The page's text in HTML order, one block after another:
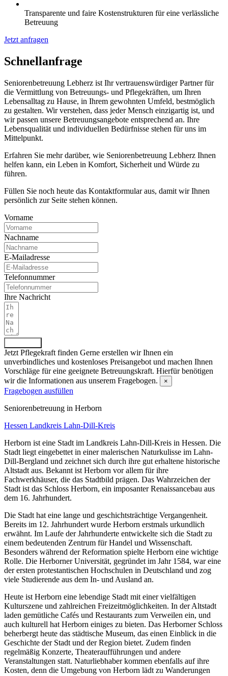
Transparente und faire Kostenstrukturen für eine verlässliche
Betreuung
Jetzt anfragen
Schnell­anfrage
Seniorenbetreuung Lebherz ist Ihr vertrauenswürdiger Partner für
die Vermittlung von Betreuungs- und Pflegekräften, um Ihren
Lebensalltag zu Hause, in Ihrem gewohnten Umfeld, bestmöglich
zu gestalten. Wir verstehen, dass jeder Mensch einzigartig ist, und
wir passen unsere Betreuungsangebote entsprechend an. Ihre
Lebensqualität und individuellen Bedürfnisse stehen für uns im
Mittelpunkt.
Erfahren Sie mehr darüber, wie Seniorenbetreuung Lebherz Ihnen
helfen kann, ein Leben in Komfort, Sicherheit und Würde zu
führen.
Füllen Sie noch heute das Kontaktformular aus, damit wir Ihnen
persönlich zur Seite stehen können.
Vorname
Nachname
E-Mailadresse
Telefonnummer
Ihre Nachricht
Jetzt Pflegekraft finden Gerne erstellen wir Ihnen ein
unverbindliches und kostenloses Preisangebot und machen Ihnen
Vorschläge für eine geeignete Betreuungskraft. Hierfür benötigen
wir die Informationen aus unserem Fragebogen.
×
Fragebogen ausfüllen
Senioren­betreuung in Herborn
Hessen Landkreis Lahn-Dill-Kreis
Herborn ist eine Stadt im Landkreis Lahn-Dill-Kreis in Hessen. Die
Stadt liegt eingebettet in einer malerischen Naturkulisse im Lahn-
Dill-Bergland und zeichnet sich durch ihre gut erhaltene historische
Altstadt aus. Bekannt ist Herborn vor allem für ihre
Fachwerkhäuser, die das Stadtbild prägen. Das Wahrzeichen der
Stadt ist das Schloss Herborn, ein imposanter Renaissancebau aus
dem 16. Jahrhundert.
Die Stadt hat eine lange und geschichtsträchtige Vergangenheit.
Bereits im 12. Jahrhundert wurde Herborn erstmals urkundlich
erwähnt. Im Laufe der Jahrhunderte entwickelte sich die Stadt zu
einem bedeutenden Zentrum für Handel und Wissenschaft.
Besonders während der Reformation spielte Herborn eine wichtige
Rolle. Die Herborner Universität, gegründet im Jahr 1584, war eine
der ersten protestantischen Hochschulen in Deutschland und zog
viele Studierende aus dem In- und Ausland an.
Heute ist Herborn eine lebendige Stadt mit einer vielfältigen
Kulturszene und zahlreichen Freizeitmöglichkeiten. In der Altstadt
laden gemütliche Cafés und Restaurants zum Verweilen ein, und
auch kulturell hat Herborn einiges zu bieten. Das Herborner Schloss
beherbergt heute das städtische Museum, das einen Einblick in die
Geschichte der Stadt und der Region bietet. Zudem finden
regelmäßig Konzerte, Theateraufführungen und andere
Veranstaltungen statt. Naturliebhaber kommen ebenfalls auf ihre
Kosten, denn die Umgebung von Herborn lädt zu Wanderungen